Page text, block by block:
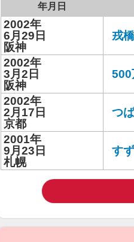
年月日
2002年
6月29日
阪神
戎
2002年
3月2日
阪神
500
2002年
2月17日
京都
つ
2001年
9月23日
札幌
す